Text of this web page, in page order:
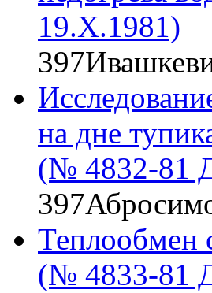
19.Х.1981)
397
на дне
(№ 4832-81
397
Теплообмен
(№ 4833-81